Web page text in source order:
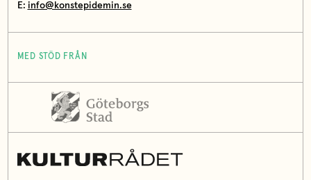
E: info@konstepidemin.se
MED STÖD FRÅN